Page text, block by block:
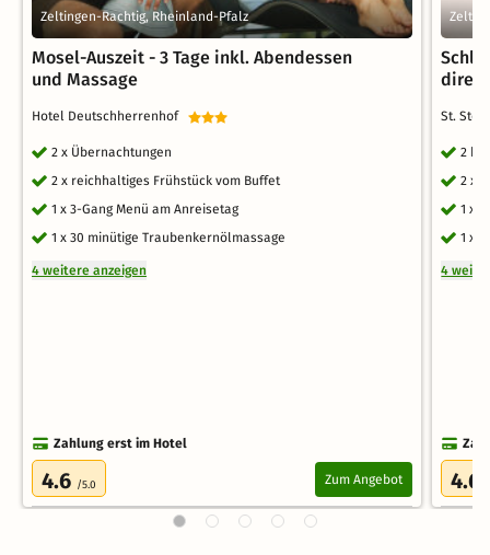
Zeltingen-Rachtig, Rheinland-Pfalz
Mosel-Auszeit - 3 Tage inkl. Abendessen
und Massage
Hotel Deutschherrenhof
2 x Übernachtungen
2 x reichhaltiges Frühstück vom Buffet
1 x 3-Gang Menü am Anreisetag
1 x 30 minütige Traubenkernölmassage
4 weitere anzeigen
Zahlung erst im Hotel
4.6 /5.0 Zum Angebot
direkt
St.
2
2 x
1 x
1 x
4
4.6